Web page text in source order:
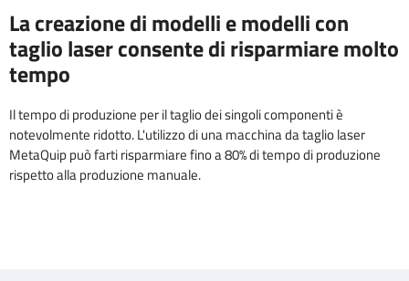
La creazione di modelli e modelli con
taglio laser consente di risparmiare molto
tempo
Il tempo di produzione per il taglio dei singoli componenti è
notevolmente ridotto. L'utilizzo di una macchina da taglio laser
MetaQuip può farti risparmiare fino a 80% di tempo di produzione
rispetto alla produzione manuale.